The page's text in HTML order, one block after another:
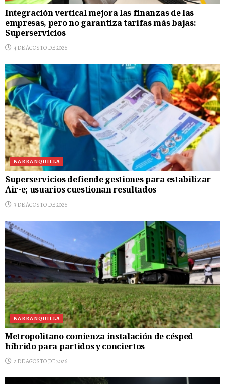
Integración vertical mejora las finanzas de las
empresas, pero no garantiza tarifas más bajas:
Superservicios
4 DE AGOSTO DE 2026
BARRANQUILLA
Superservicios defiende gestiones para estabilizar
Air-e; usuarios cuestionan resultados
3 DE AGOSTO DE 2026
BARRANQUILLA
Metropolitano comienza instalación de césped
híbrido para partidos y conciertos
2 DE AGOSTO DE 2026